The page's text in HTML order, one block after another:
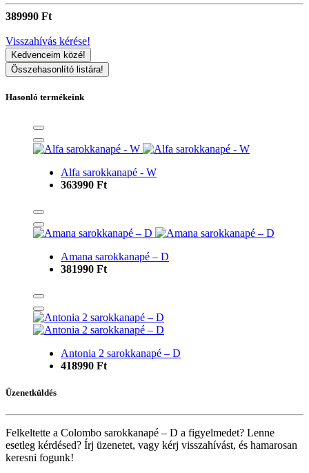
389990 Ft
Visszahívás kérése!
Kedvenceim közé!
Összehasonlító listára!
Hasonló termékeink
Alfa sarokkanapé - W
363990 Ft
Amana sarokkanapé – D
381990 Ft
Antonia 2 sarokkanapé – D
418990 Ft
Üzenetküldés
Felkeltette a Colombo sarokkanapé – D a figyelmedet? Lenne
esetleg kérdésed? Írj üzenetet, vagy kérj visszahívást, és hamarosan
keresni fogunk!